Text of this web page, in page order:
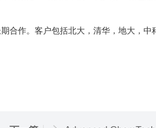
合作。客户包括北大，清华，地大，中